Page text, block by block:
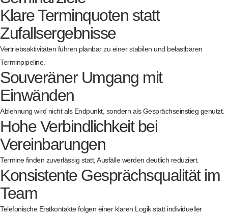
Klare Terminquoten statt
Zufallsergebnisse
Vertriebsaktivitäten führen planbar zu einer stabilen und belastbaren
Terminpipeline.
Souveräner Umgang mit
Einwänden
Ablehnung wird nicht als Endpunkt, sondern als Gesprächseinstieg genutzt.
Hohe Verbindlichkeit bei
Vereinbarungen
Termine finden zuverlässig statt, Ausfälle werden deutlich reduziert.
Konsistente Gesprächsqualität im
Team
Telefonische Erstkontakte folgen einer klaren Logik statt individueller